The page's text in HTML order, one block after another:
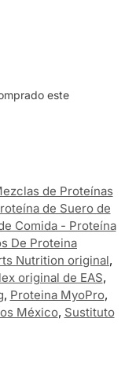
este
de Proteínas
de Suero de
Comida - Proteína
De Proteina
Nutrition original,
original de EAS,
, Proteina MyoPro,
México, Sustituto